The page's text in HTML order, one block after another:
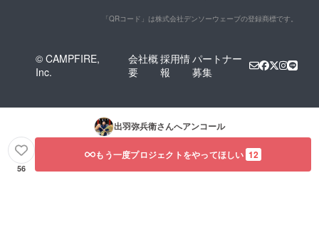
「QRコード」は株式会社デンソーウェーブの登録商標です。
© CAMPFIRE,
Inc.
会社概
要
採用情
報
パートナー
募集
出羽弥兵衛さんへアンコール
56
もう一度プロジェクトをやってほしい 12